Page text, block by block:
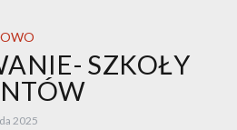
SZKOŁY
2025